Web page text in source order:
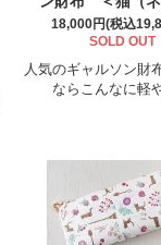
18,000円(税込
SOLD OUT
人気のギャルソン財
ならこんなに軽